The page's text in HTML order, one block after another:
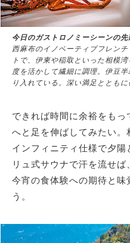
今日のガストロノミーシーンの
西麻布のイノベーティブフレン
トで、伊東や稲取といった相模
度を活かして繊細に調理。伊豆
り入れている。深い満足とともに
できれば時間に余裕をも
へと足を伸ばしてみたい。
インフィニティ仕様で夕
リュ式サウナで汗を流せば
今宵の食体験への期待と味
う。